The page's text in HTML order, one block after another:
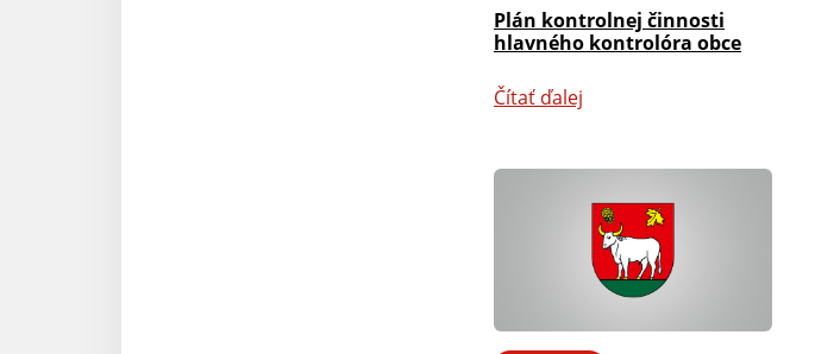
Plán kontrolnej činnosti
hlavného kontrolóra obce
Čítať ďalej